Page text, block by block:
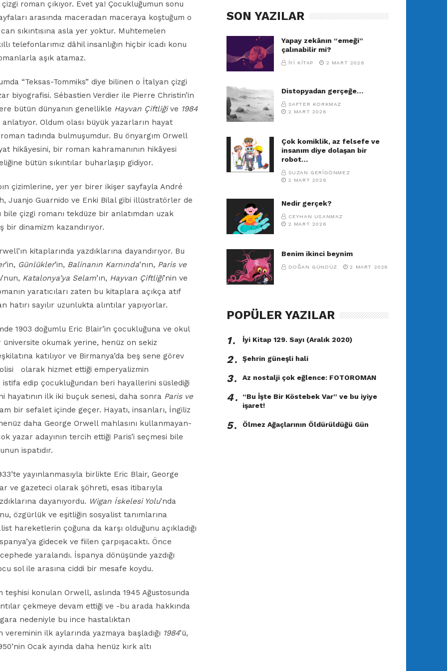
roman çıkıyor. Evet ya! Çocukluğumun sonu
arasında maceradan maceraya koştuğum o
sıkıntısına asla yer yoktur. Muhtemelen
telefonlarımız dâhil insanlığın hiçbir icadı konu
aşık atamaz.
“Teksas-Tommiks” diye bilinen o İtalyan çizgi
biyografisi. Sébastien Verdier ile Pierre Christin’in
bütün dünyanın genellikle Hayvan Çiftliğive 1984
anlatıyor. Oldum olası büyük yazarların hayat
tadında bulmuşumdur. Bu önyargım Orwell
hikâyesini, bir roman kahramanının hikâyesi
bütün sıkıntılar buharlaşıp gidiyor.
çizimlerine, yer yer birer ikişer sayfayla André
Juanjo Guarnido ve Enki Bilal gibi illüstratörler de
çizgi romanı tekdüze bir anlatımdan uzak
dinamizm kazandırıyor.
kitaplarında yazdıklarına dayandırıyor. Bu
’in, Günlükler’in, Balinanın Karnında’nın, Paris ve
’nun, Katalonya’ya Selam’ın, Hayvan Çiftliği’nin ve
yaratıcıları zaten bu kitaplara açıkça atıf
sayılır uzunlukta alıntılar yapıyorlar.
1903 doğumlu Eric Blair’in çocukluğuna ve okul
okumak yerine, henüz on sekiz
katılıyor ve Birmanya’da beş sene görev
olarak hizmet ettiği emperyalizmin
edip çocukluğundan beri hayallerini süslediği
ilk iki buçuk senesi, daha sonra Paris ve
bir sefalet içinde geçer. Hayatı, insanları, İngiliz
daha George Orwell mahlasını kullanmayan-
yazar adayının tercih ettiği Paris’i seçmesi bile
ispatıdır.
yayınlanmasıyla birlikte Eric Blair, George
ve gazeteci olarak şöhreti, esas itibarıyla
dayanıyordu. Wigan İskelesi Yolu’nda
özgürlük ve eşitliğin sosyalist tanımlarına
hareketlerin çoğuna da karşı olduğunu açıkladığı
gidecek ve fiilen çarpışacaktı. Önce
yaralandı. İspanya dönüşünde yazdığı
sol ile arasına ciddi bir mesafe koydu.
teşhisi konulan Orwell, aslında 1945 Ağustosunda
çekmeye devam ettiği ve -bu arada hakkında
nedeniyle bu ince hastalıktan
ilk aylarında yazmaya başladığı 1984’ü,
Ocak ayında daha henüz kırk altı
SON YAZILAR
Yapay zekânın “emeği”
çalınabilir mi?
İYI KITAP 2 MART 2026
Distopyadan gerçeğe…
SAFTER KORKMAZ
2 MART 2026
Çok komiklik, az felsefe ve
insanım diye dolaşan bir
robot…
SUZAN GERIDÖNMEZ
2 MART 2026
Nedir gerçek?
CEYHAN USANMAZ
2 MART 2026
Benim ikinci beynim
DOĞAN GÜNDÜZ 2 MART 2026
POPÜLER YAZILAR
1․ İyi Kitap 129. Sayı (Aralık 2020)
2․ Şehrin güneşli hali
3․ Az nostalji çok eğlence: FOTOROMAN
4․
“Bu İşte Bir Köstebek Var” ve bu iyiye
işaret!
5․ Ölmez Ağaçlarının Öldürüldüğü Gün